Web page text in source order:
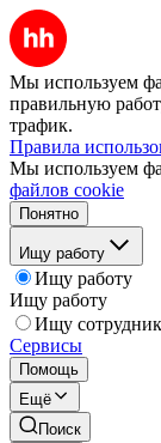
Мы используем
правильную
трафик.
Правила
Мы используем
файлов cookie
Понятно
Ищу работу
Ищу работу
Ищу работу
Ищу
Сервисы
Помощь
Ещё
Поиск